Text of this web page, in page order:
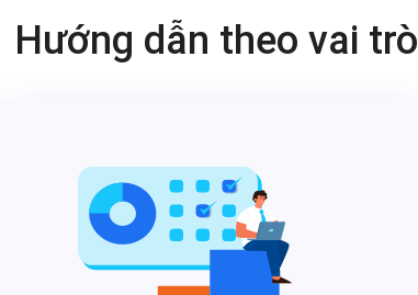
Hướng dẫn theo vai trò